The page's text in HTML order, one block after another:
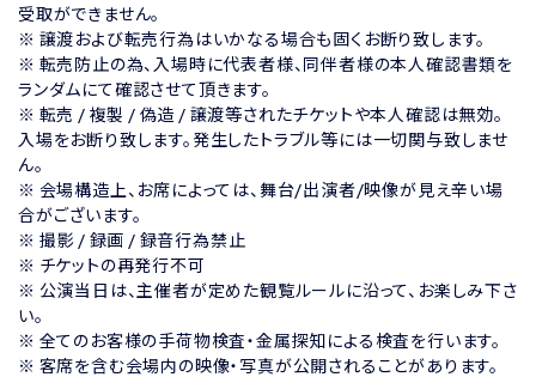
受取ができません。
※ 譲渡および転売行為はいかなる場合も固くお断り致します。
※ 転売防止の為、入場時に代表者様、同伴者様の本人確認書類を
ランダムにて確認させて頂きます。
※ 転売 / 複製 / 偽造 / 譲渡等されたチケットや本人確認は無効。
入場をお断り致します。発生したトラブル等には一切関与致しませ
ん。
※ 会場構造上、お席によっては、舞台/出演者/映像が見え辛い場
合がございます。
※ 撮影 / 録画 / 録音行為禁止
※ チケットの再発行不可
※ 公演当日は、主催者が定めた観覧ルールに沿って、お楽しみ下さ
い。
※ 全てのお客様の手荷物検査・金属探知による検査を行います。
※ 客席を含む会場内の映像・写真が公開されることがあります。